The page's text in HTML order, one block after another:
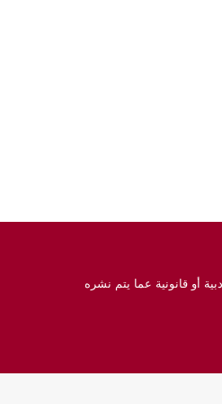
أو قانونية عما يتم نشره